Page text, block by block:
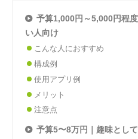
予算1,000円～5,000円程
い人向け
こんな人におすすめ
構成例
使用アプリ例
メリット
注意点
予算5〜8万円｜趣味とし